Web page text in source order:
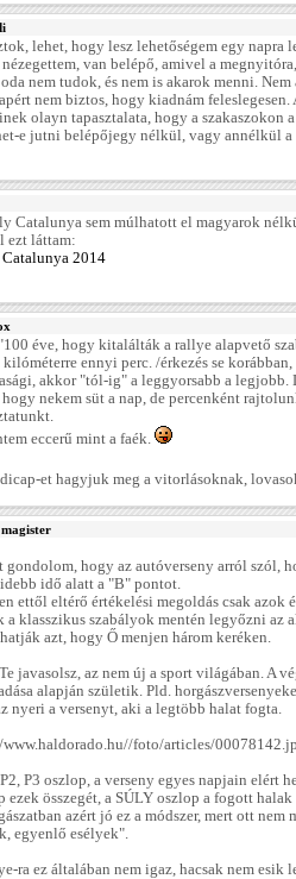
lehet, hogy lesz lehetőségem egy napra
nézegettem, van belépő, amivel a
nem tudok, és nem is akarok menni.
nem biztos, hogy kiadnám
olayn tapasztalata, hogy a szakaszokon
e jutni belépőjegy nélkül, vagy annélkül
Catalunya sem múlhatott el magyarok
ezt láttam:
2014
éve, hogy kitalálták a rallye alapvető
ennyi perc. /érkezés se
akkor "tól-ig" a leggyorsabb a legjobb.
nekem süt a nap, de percenként
eccerű mint a faék.
et hagyjuk meg a vitorlásoknak,
gondolom, hogy az autóverseny arról szól,
idő alatt a "B" pontot.
ettől eltérő értékelési megoldás csak azok
a klasszikus szabályok mentén legyőzni az
azt, hogy Ő menjen három keréken.
javasolsz, az nem új a sport világában. A
alapján születik. Pld.
nyeri a versenyt, aki a legtöbb halat fogta.
foto/articles/
P3 oszlop, a verseny egyes napjain elért
ezek összegét, a SÚLY oszlop a fogott
azért jó ez a módszer, mert ott
egyenlő esélyek".
ra ez általában nem igaz, hacsak nem esik